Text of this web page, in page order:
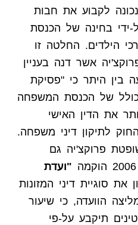
לקבוע את חבות
ידי בחינה של הכנסת
הילדים. החלטה זו
אשר דנה בעניין
בין היתר כי "פסיקת
כולל של הכנסת המשפחה
את הדין האישי
לתיקון דיני משפחה.
פרוקצ'יה גם
"ועדת
את סוגיית דיני המזונות
הוועדה, כי שיעור
תיקבע על-פי